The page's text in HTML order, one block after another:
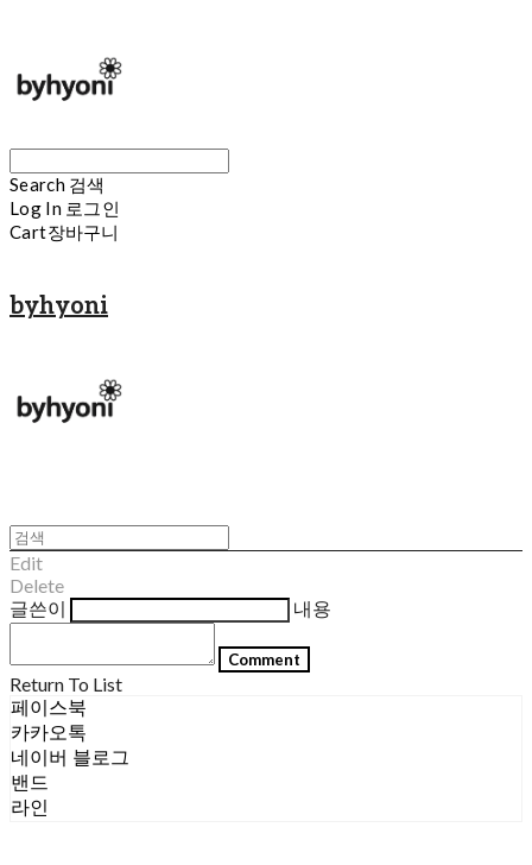
Search 검색
Log In 로그인
Cart장바구니
byhyoni
Edit
Delete
글쓴이
내용
Comment
Return To List
페이스북
카카오톡
네이버 블로그
밴드
라인